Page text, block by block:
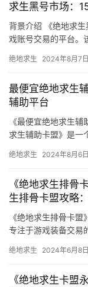
求生黑号市场：
背景介绍 《绝地求
戏账号交易的平台。
绝地求生 2024年8月7日
最便宜绝地求生
辅助平台
《最便宜绝地求生
求生辅助卡盟》是一
绝地求生 2024年8月6日
《绝地求生排骨
生排骨卡盟攻略
《绝地求生排骨卡
专注于游戏装备交易
绝地求生 2024年6月8日
《绝地求生卡盟